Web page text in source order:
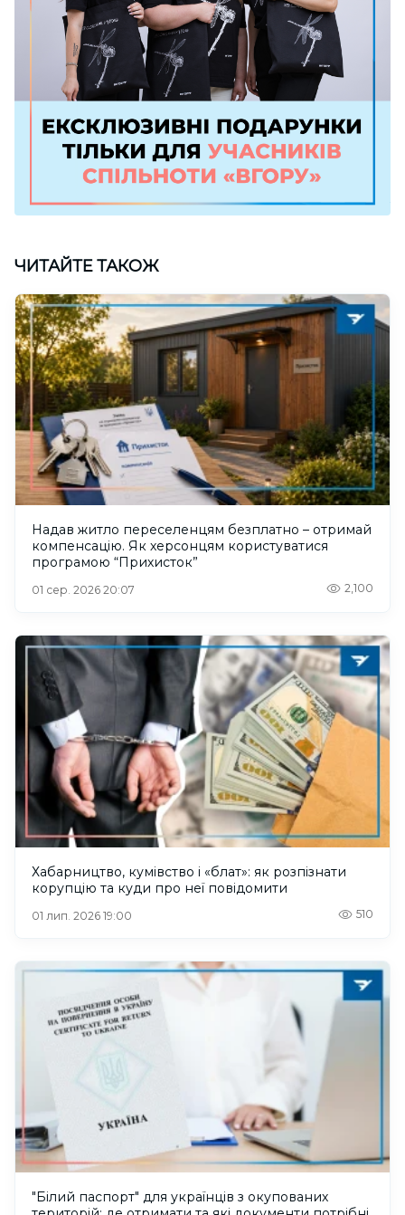
ЧИТАЙТЕ ТАКОЖ
Надав житло переселенцям безплатно – отримай
компенсацію. Як херсонцям користуватися
програмою “Прихисток”
01 сер. 2026 20:07 2,100
Хабарництво, кумівство і «блат»: як розпізнати
корупцію та куди про неї повідомити
01 лип. 2026 19:00 510
"Білий паспорт" для українців з окупованих